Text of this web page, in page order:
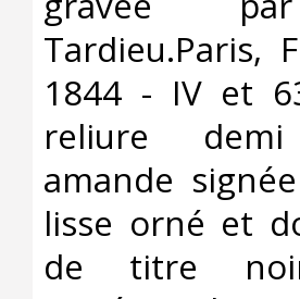
Tardieu.Paris,
1844 - IV et
reliure
amande
lisse orné et
de titre